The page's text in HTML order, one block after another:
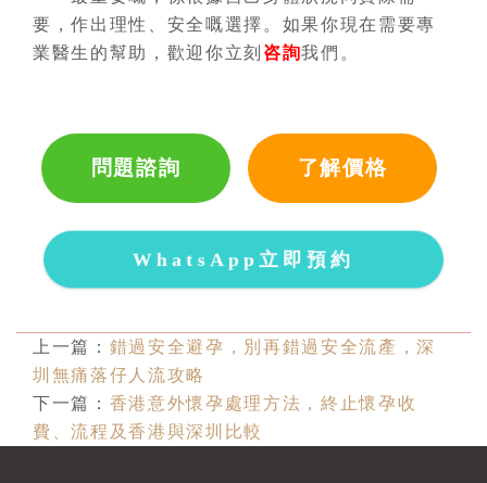
要，作出理性、安全嘅選擇。如果你現在需要專
業醫生的幫助，歡迎你立刻 咨詢我們。
問題諮詢 了解價格
WhatsApp立即預約
上一篇： 錯過安全避孕，別再錯過安全流產，深
圳無痛落仔人流攻略
下一篇： 香港意外懷孕處理方法，終止懷孕收
費、流程及香港與深圳比較